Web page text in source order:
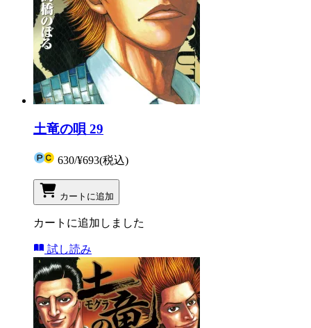
土竜の唄 29
630/¥693(税込)
カートに追加
カートに追加しました
試し読み